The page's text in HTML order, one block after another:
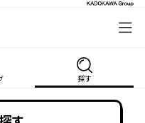
探す